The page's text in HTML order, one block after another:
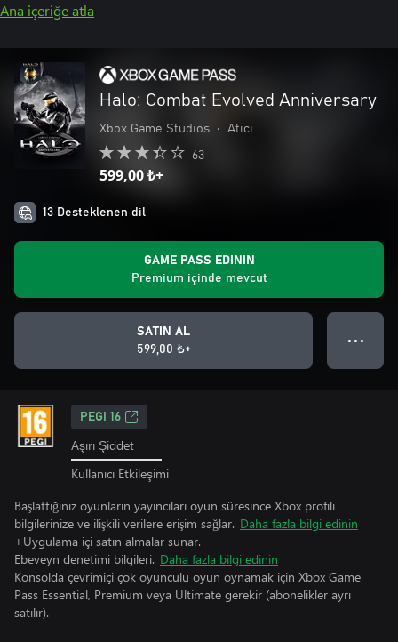
Ana içeriğe atla
Halo: Combat Evolved Anniversary
Xbox Game Studios • Atıcı
63
599,00 ₺+
13 Desteklenen dil
GAME PASS EDININ
Premium içinde mevcut
SATIN AL
599,00 ₺+
● ● ●
PEGI 16
Aşırı Şiddet
Kullanıcı Etkileşimi
Başlattığınız oyunların yayıncıları oyun süresince Xbox profili
bilgilerinize ve ilişkili verilere erişim sağlar. Daha fazla bilgi edinin
+Uygulama içi satın almalar sunar.
Ebeveyn denetimi bilgileri. Daha fazla bilgi edinin
Konsolda çevrimiçi çok oyunculu oyun oynamak için Xbox Game
Pass Essential, Premium veya Ultimate gerekir (abonelikler ayrı
satılır).